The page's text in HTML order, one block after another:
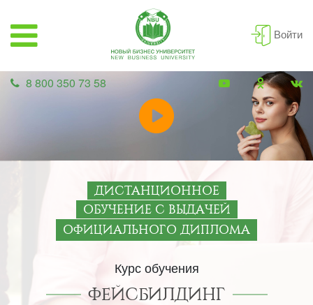
Войти
8 800 350 73 58
ДИСТАНЦИОННОЕ
ОБУЧЕНИЕ С ВЫДАЧЕЙ
ОФИЦИАЛЬНОГО ДИПЛОМА
Курс обучения
ФЕЙСБИЛДИНГ